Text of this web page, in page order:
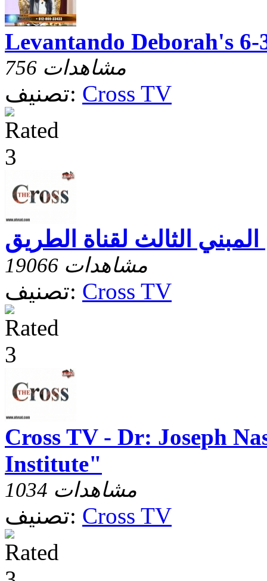
Levantando Deborah's 6-
756 مشاهدات
تصنيف: Cross TV
المبني الثالث لقناة الطريق
19066 مشاهدات
تصنيف: Cross TV
Cross TV - Dr: Joseph
Institute"
1034 مشاهدات
تصنيف: Cross TV